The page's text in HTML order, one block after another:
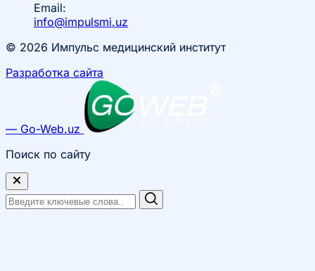
Email:
info@impulsmi.uz
© 2026 Импульс медицинский институт
Разработка сайта
— Go-Web.uz
Поиск по сайту